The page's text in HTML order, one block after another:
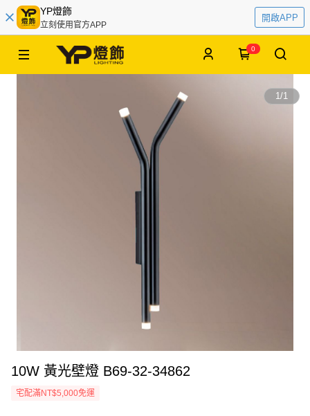
YP燈飾
立刻使用官方APP
開啟APP
0
1/1
10W 黃光壁燈 B69-32-34862
宅配滿NT$5,000免運